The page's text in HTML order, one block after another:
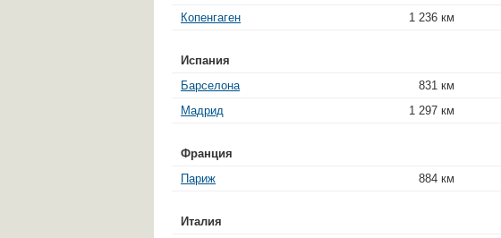
Копенгаген
1 236 км
Испания
Барселона
831 км
Мадрид
1 297 км
Франция
Париж
884 км
Италия